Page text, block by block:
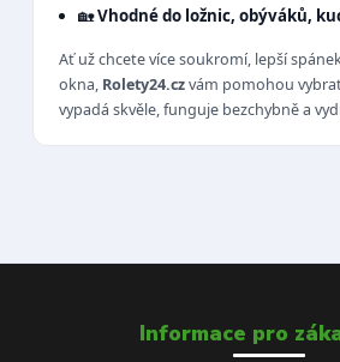
🏡Vhodné do ložnic, obýváků,
Ať už chcete více soukromí, lepší
okna, Rolety24.czvám pomohou
vypadá skvěle, funguje bezchybně a
Informace pro